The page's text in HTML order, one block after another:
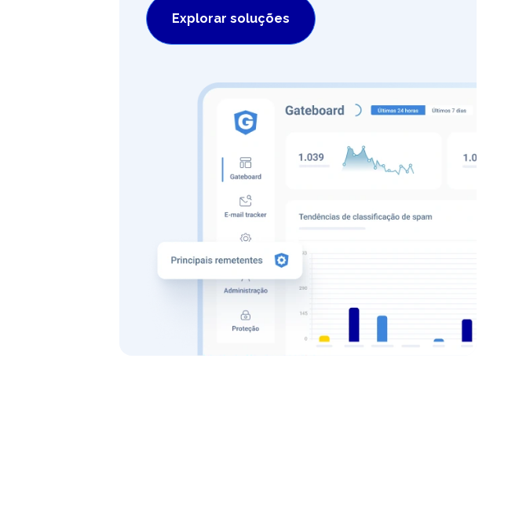
Explorar soluções